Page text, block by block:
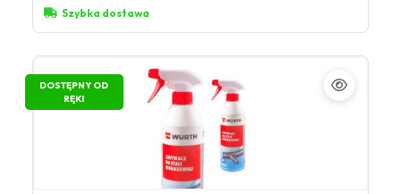
Szybka dostawa
DOSTĘPNY OD
RĘKI